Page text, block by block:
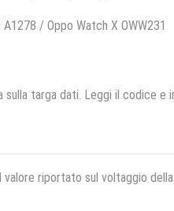
/ Oppo Watch X OWW231
targa dati. Leggi il codice
riportato sul voltaggio